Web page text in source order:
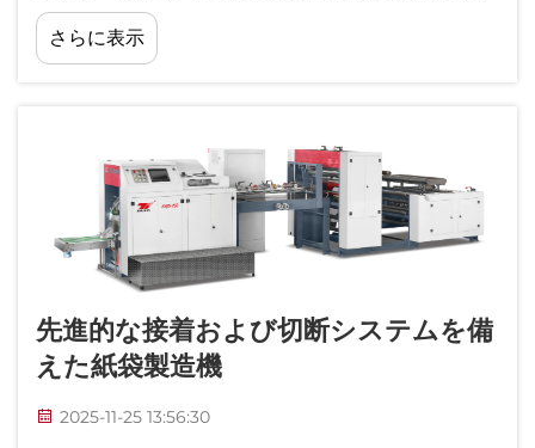
導入により、工場での紙袋製造プロセスは大きく
変化しました…
さらに表示
先進的な接着および切断システムを備
えた紙袋製造機
2025-11-25 13:56:30